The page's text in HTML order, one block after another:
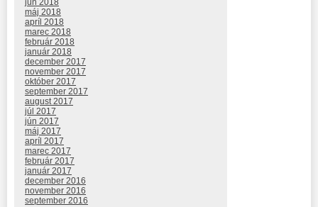
jún 2018
máj 2018
apríl 2018
marec 2018
február 2018
január 2018
december 2017
november 2017
október 2017
september 2017
august 2017
júl 2017
jún 2017
máj 2017
apríl 2017
marec 2017
február 2017
január 2017
december 2016
november 2016
september 2016